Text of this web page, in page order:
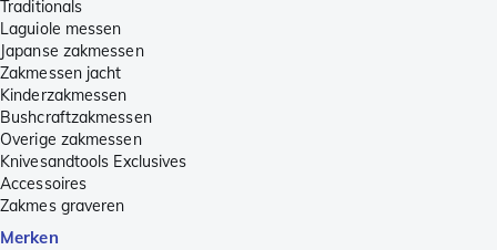
Traditionals
Laguiole messen
Japanse zakmessen
Zakmessen jacht
Kinderzakmessen
Bushcraftzakmessen
Overige zakmessen
Knivesandtools Exclusives
Accessoires
Zakmes graveren
Merken